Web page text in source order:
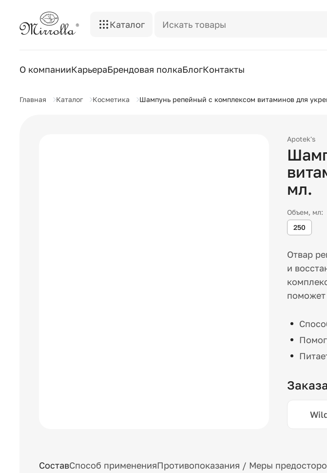
Каталог
О компанииКарьераБрендовая полкаБлогКонтакты
Главная Каталог Косметика Шампунь репейный с комплексом витаминов для
Apotek's
мл.
Объем, мл:
250
Отвар
и
поможет
СоставСпособ примененияПротивопоказания / Меры